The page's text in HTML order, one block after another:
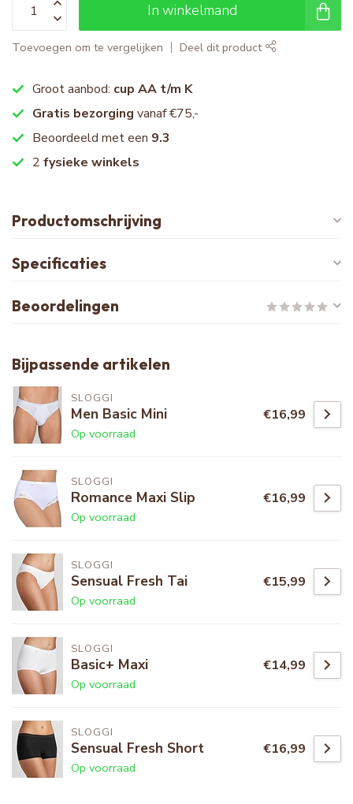
In winkelmand
Toevoegen om te vergelijken Deel dit product
Groot aanbod: cup AA t/m K
Gratis bezorging vanaf €75,-
Beoordeeld met een 9.3
2 fysieke winkels
Productomschrijving
Specificaties
Beoordelingen
Bijpassende artikelen
SLOGGI
Men Basic Mini
Op voorraad
€16,99
SLOGGI
Romance Maxi Slip
Op voorraad
€16,99
SLOGGI
Sensual Fresh Tai
Op voorraad
€15,99
SLOGGI
Basic+ Maxi
Op voorraad
€14,99
SLOGGI
Sensual Fresh Short
Op voorraad
€16,99